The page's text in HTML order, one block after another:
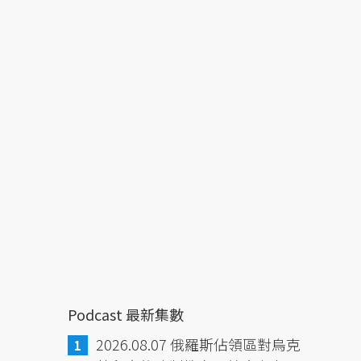
Podcast 最新集數
2026.08.07 俄羅斯佔領區對烏克